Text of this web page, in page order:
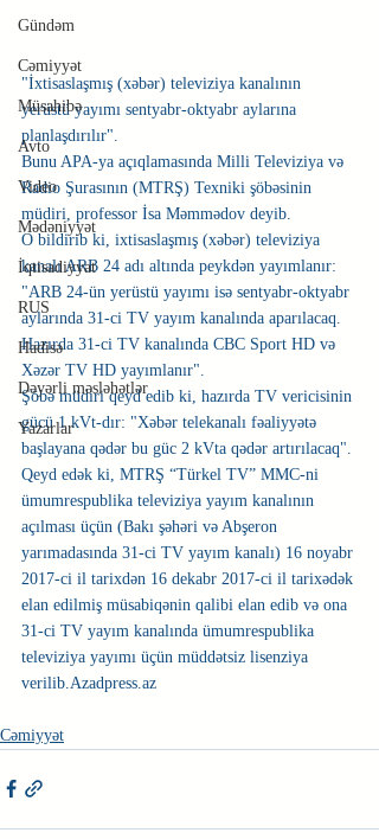
Gündəm
Cəmiyyət
Müsahibə
Avto
Video
Mədəniyyət
İqtisadiyyat
RUS
Hadisə
Dəyərli məsləhətlər
Yazarlar
"İxtisaslaşmış (xəbər) televiziya kanalının
yerüstü yayımı sentyabr-oktyabr aylarına
planlaşdırılır".
Bunu APA-ya açıqlamasında Milli Televiziya və
Radio Şurasının (MTRŞ) Texniki şöbəsinin
müdiri, professor İsa Məmmədov deyib.
O bildirib ki, ixtisaslaşmış (xəbər) televiziya
kanalı ARB 24 adı altında peykdən yayımlanır:
"ARB 24-ün yerüstü yayımı isə sentyabr-oktyabr
aylarında 31-ci TV yayım kanalında aparılacaq.
Hazırda 31-ci TV kanalında CBC Sport HD və
Xəzər TV HD yayımlanır".
Şöbə müdiri qeyd edib ki, hazırda TV vericisinin
gücü 1 kVt-dır: "Xəbər telekanalı fəaliyyətə
başlayana qədər bu güc 2 kVta qədər artırılacaq".
Qeyd edək ki, MTRŞ “Türkel TV” MMC-ni
ümumrespublika televiziya yayım kanalının
açılması üçün (Bakı şəhəri və Abşeron
yarımadasında 31-ci TV yayım kanalı) 16 noyabr
2017-ci il tarixdən 16 dekabr 2017-ci il tarixədək
elan edilmiş müsabiqənin qalibi elan edib və ona
31-ci TV yayım kanalında ümumrespublika
televiziya yayımı üçün müddətsiz lisenziya
verilib.Azadpress.az
Cəmiyyət